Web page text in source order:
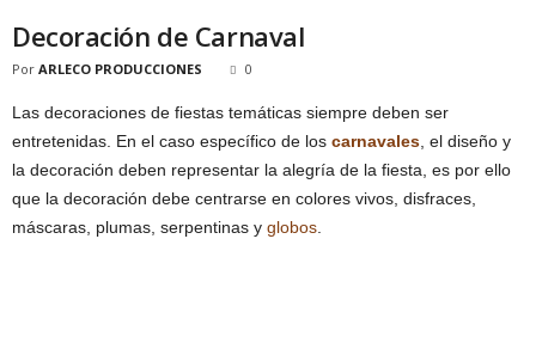
Decoración de Carnaval
Por ARLECO PRODUCCIONES 0
Las decoraciones de fiestas temáticas siempre deben ser
entretenidas. En el caso específico de los carnavales , el diseño y
la decoración deben representar la alegría de la fiesta, es por ello
que la decoración debe centrarse en colores vivos, disfraces,
máscaras, plumas, serpentinas y globos